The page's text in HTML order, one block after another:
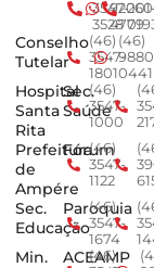
3547-
35284779
Conselho
Tutelar
(46)
3547-
1801
(46)
0441
Hospital
Santa
Rita
Sec.
Saúde
(46)
3547-
1000
Prefeitura
de
Ampére
Fórum
(46)
3547-
1122
Sec.
Educação
Paroquia
(46)
3547-
1674
Min.
ACEAMP
(46)